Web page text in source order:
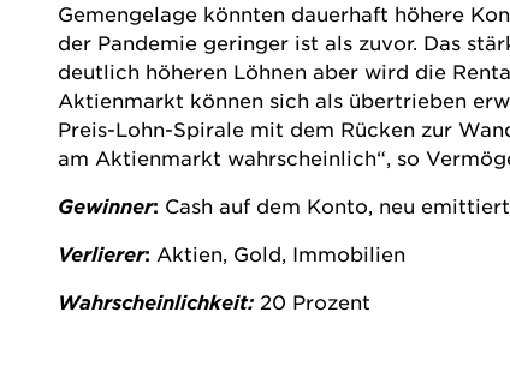
Gemengelage könnten dauerhaft höhere
der Pandemie geringer ist als zuvor. Das
deutlich höheren Löhnen aber wird die
Aktienmarkt können sich als übertrieben
Preis-Lohn-Spirale mit dem Rücken zur
am Aktienmarkt wahrscheinlich“, so
Gewinner: Cash auf dem Konto, neu
Verlierer: Aktien, Gold, Immobilien
Wahrscheinlichkeit: 20 Prozent